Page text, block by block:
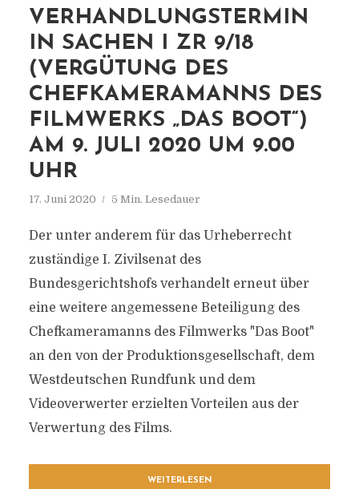
VERHANDLUNGSTERMIN
IN SACHEN I ZR 9/18
(VERGÜTUNG DES
CHEFKAMERAMANNS DES
FILMWERKS „DAS BOOT“)
AM 9. JULI 2020 UM 9.00
UHR
17. Juni 2020 5 Min. Lesedauer
Der unter anderem für das Urheberrecht
zuständige I. Zivilsenat des
Bundesgerichtshofs verhandelt erneut über
eine weitere angemessene Beteiligung des
Chefkameramanns des Filmwerks "Das Boot"
an den von der Produktionsgesellschaft, dem
Westdeutschen Rundfunk und dem
Videoverwerter erzielten Vorteilen aus der
Verwertung des Films.
WEITERLESEN